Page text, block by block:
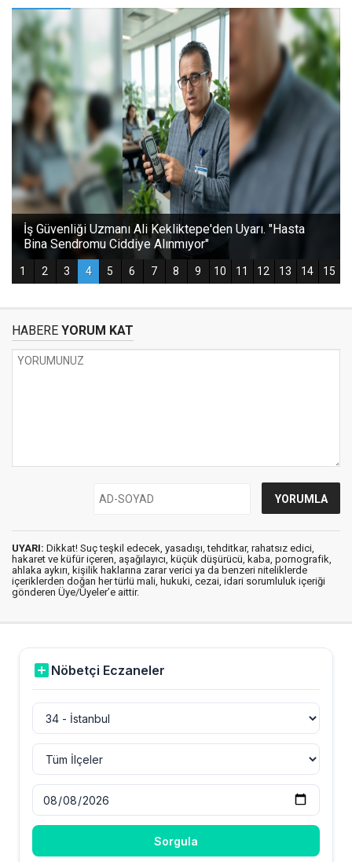
HABERE YORUM KAT
UYARI: Dikkat! Suç teşkil edecek, yasadışı, tehditkar, rahatsız edici,
hakaret ve küfür içeren, aşağılayıcı, küçük düşürücü, kaba, pornografik,
ahlaka aykırı, kişilik haklarına zarar verici ya da benzeri niteliklerde
içeriklerden doğan her türlü mali, hukuki, cezai, idari sorumluluk içeriği
gönderen Üye/Üyeler’e aittir.